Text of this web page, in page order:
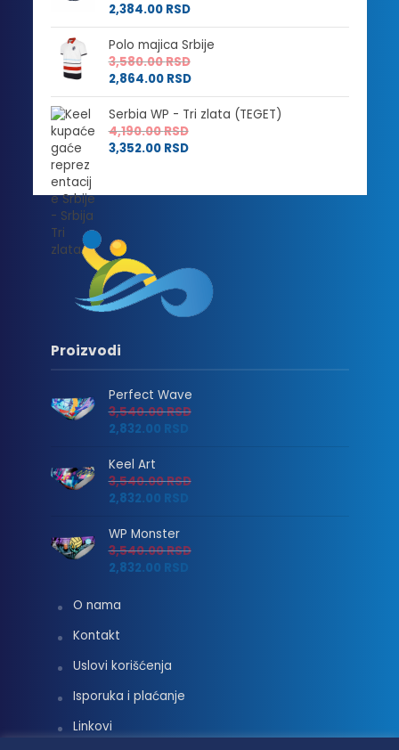
2,384.00 RSD
Polo majica Srbije
3,580.00RSD
2,864.00 RSD
Serbia WP - Tri zlata (TEGET)
4,190.00RSD
3,352.00 RSD
Proizvodi
Perfect Wave
3,540.00RSD
2,832.00 RSD
Keel Art
3,540.00RSD
2,832.00 RSD
WP Monster
3,540.00RSD
2,832.00 RSD
O nama
Kontakt
Uslovi korišćenja
Isporuka i plaćanje
Linkovi